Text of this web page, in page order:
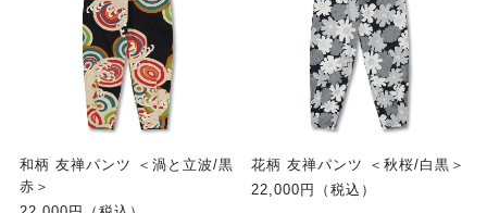
和柄 友禅パンツ ＜渦と立波/黒
赤＞
花柄 友禅パンツ ＜秋桜/白黒＞
22,000円（税込）